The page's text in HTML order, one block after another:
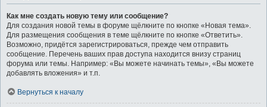
Как мне создать новую тему или сообщение?
Для создания новой темы в форуме щёлкните по кнопке «Новая тема».
Для размещения сообщения в теме щёлкните по кнопке «Ответить».
Возможно, придётся зарегистрироваться, прежде чем отправить
сообщение. Перечень ваших прав доступа находится внизу страниц
форума или темы. Например: «Вы можете начинать темы», «Вы можете
добавлять вложения» и т.п.
Вернуться к началу